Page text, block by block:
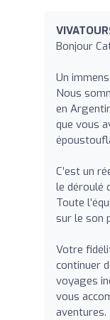
Bonjour
Un
Nous
en
que vous
C’est un
le déroulé
Toute
sur le son
Votre
continuer
voyages
vous
aventures.